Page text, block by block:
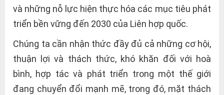
và những nỗ lực hiện thực hóa các mục tiêu phát
triển bền vững đến 2030 của Liên hợp quốc.
Chúng ta cần nhận thức đầy đủ cả những cơ hội,
thuận lợi và thách thức, khó khăn đối với hoà
bình, hợp tác và phát triển trong một thế giới
đang chuyển đổi mạnh mẽ, trong đó, mặt thách